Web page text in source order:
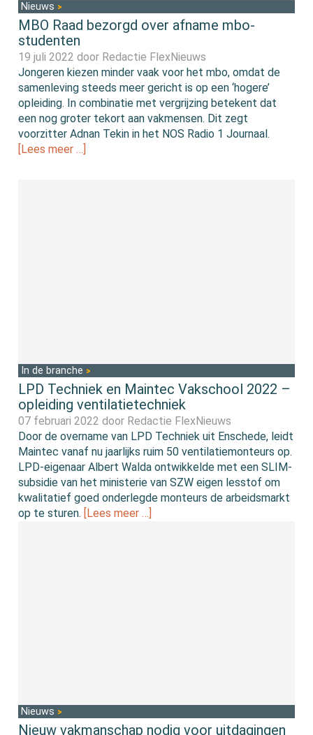
Nieuws
MBO Raad bezorgd over afname mbo-
studenten
19 juli 2022 door Redactie FlexNieuws
Jongeren kiezen minder vaak voor het mbo, omdat de
samenleving steeds meer gericht is op een ‘hogere’
opleiding. In combinatie met vergrijzing betekent dat
een nog groter tekort aan vakmensen. Dit zegt
voorzitter Adnan Tekin in het NOS Radio 1 Journaal.
[Lees meer …]
In de branche
LPD Techniek en Maintec Vakschool 2022 –
opleiding ventilatietechniek
07 februari 2022 door Redactie FlexNieuws
Door de overname van LPD Techniek uit Enschede, leidt
Maintec vanaf nu jaarlijks ruim 50 ventilatiemonteurs op.
LPD-eigenaar Albert Walda ontwikkelde met een SLIM-
subsidie van het ministerie van SZW eigen lesstof om
kwalitatief goed onderlegde monteurs de arbeidsmarkt
op te sturen. [Lees meer …]
Nieuws
Nieuw vakmanschap nodig voor uitdagingen